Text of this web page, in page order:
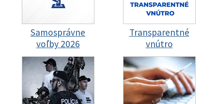
Samosprávne
voľby 2026
Transparentné
vnútro